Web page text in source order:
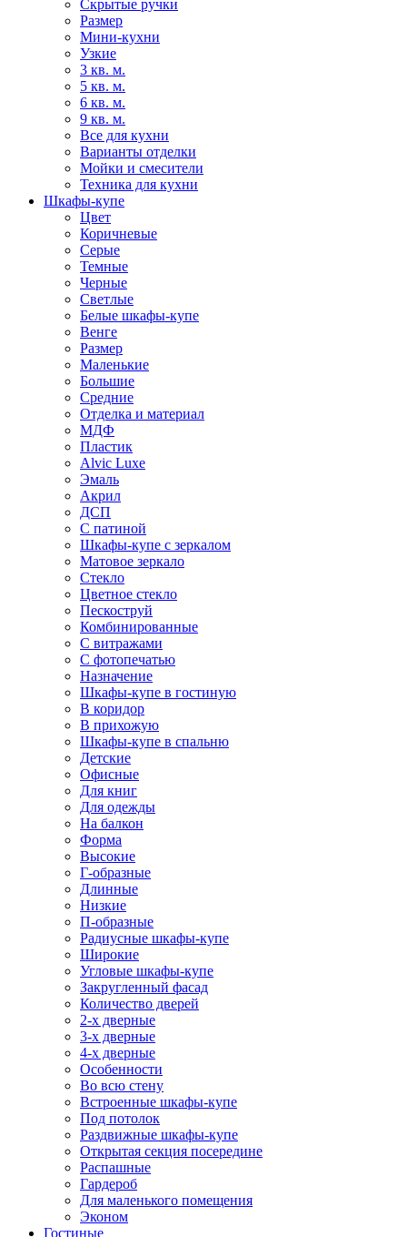
Скрытые ручки
Размер
Мини-кухни
Узкие
3 кв. м.
5 кв. м.
6 кв. м.
9 кв. м.
Все для кухни
Варианты отделки
Мойки и смесители
Техника для кухни
Шкафы-купе
Цвет
Коричневые
Серые
Темные
Черные
Светлые
Белые шкафы-купе
Венге
Размер
Маленькие
Большие
Средние
Отделка и материал
МДФ
Пластик
Alvic Luxe
Эмаль
Акрил
ДСП
С патиной
Шкафы-купе с зеркалом
Матовое зеркало
Стекло
Цветное стекло
Пескоструй
Комбинированные
С витражами
С фотопечатью
Назначение
Шкафы-купе в гостиную
В коридор
В прихожую
Шкафы-купе в спальню
Детские
Офисные
Для книг
Для одежды
На балкон
Форма
Высокие
Г-образные
Длинные
Низкие
П-образные
Радиусные шкафы-купе
Широкие
Угловые шкафы-купе
Закругленный фасад
Количество дверей
2-х дверные
3-х дверные
4-х дверные
Особенности
Во всю стену
Встроенные шкафы-купе
Под потолок
Раздвижные шкафы-купе
Открытая секция посередине
Распашные
Гардероб
Для маленького помещения
Эконом
Гостиные